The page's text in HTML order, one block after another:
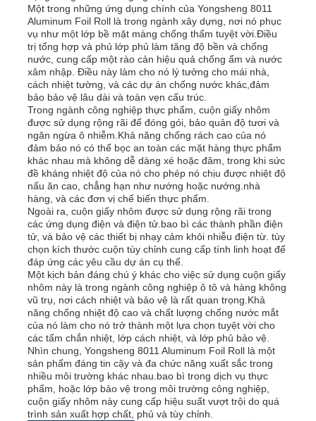
Một trong những ứng dụng chính của Yongsheng 8011
Aluminum Foil Roll là trong ngành xây dựng, nơi nó phục
vụ như một lớp bề mặt màng chống thấm tuyệt vời.Điều
trị tổng hợp và phủ lớp phủ làm tăng độ bền và chống
nước, cung cấp một rào cản hiệu quả chống ẩm và nước
xâm nhập. Điều này làm cho nó lý tưởng cho mái nhà,
cách nhiệt tường, và các dự án chống nước khác,đảm
bảo bảo vệ lâu dài và toàn vẹn cấu trúc.
Trong ngành công nghiệp thực phẩm, cuộn giấy nhôm
được sử dụng rộng rãi để đóng gói, bảo quản độ tươi và
ngăn ngừa ô nhiễm.Khả năng chống rách cao của nó
đảm bảo nó có thể bọc an toàn các mặt hàng thực phẩm
khác nhau mà không dễ dàng xé hoặc đâm, trong khi sức
đề kháng nhiệt độ của nó cho phép nó chịu được nhiệt độ
nấu ăn cao, chẳng hạn như nướng hoặc nướng.nhà
hàng, và các đơn vị chế biến thực phẩm.
Ngoài ra, cuộn giấy nhôm được sử dụng rộng rãi trong
các ứng dụng điện và điện tử.bao bì các thành phần điện
tử, và bảo vệ các thiết bị nhạy cảm khỏi nhiễu điện từ. tùy
chọn kích thước cuộn tùy chỉnh cung cấp tính linh hoạt để
đáp ứng các yêu cầu dự án cụ thể.
Một kịch bản đáng chú ý khác cho việc sử dụng cuộn giấy
nhôm này là trong ngành công nghiệp ô tô và hàng không
vũ trụ, nơi cách nhiệt và bảo vệ là rất quan trọng.Khả
năng chống nhiệt độ cao và chất lượng chống nước mắt
của nó làm cho nó trở thành một lựa chọn tuyệt vời cho
các tấm chắn nhiệt, lớp cách nhiệt, và lớp phủ bảo vệ.
Nhìn chung, Yongsheng 8011 Aluminum Foil Roll là một
sản phẩm đáng tin cậy và đa chức năng xuất sắc trong
nhiều môi trường khác nhau.bao bì trong dịch vụ thực
phẩm, hoặc lớp bảo vệ trong môi trường công nghiệp,
cuộn giấy nhôm này cung cấp hiệu suất vượt trội do quá
trình sản xuất hợp chất, phủ và tùy chỉnh.